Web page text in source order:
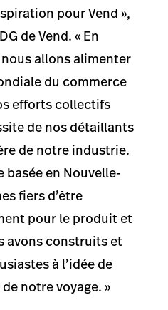
pour Vend »,
de Vend. « En
allons alimenter
du commerce
efforts collectifs
de nos détaillants
de notre industrie.
basée en Nouvelle-
fiers d’être
pour le produit et
avons construits et
à l’idée de
notre voyage. »